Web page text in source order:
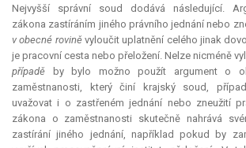
Nejvyšší správní soud dodává následující.
zákona zastíráním jiného právního jednání nebo
v obecné roviněvyloučit uplatnění celého jinak
je pracovní cesta nebo přeložení. Nelze nicméně
případě by bylo možno použít argument o
zaměstnanosti, který činí krajský soud,
uvažovat i o zastřeném jednání nebo zneužití
zákona o zaměstnanosti skutečně nahrává
zastírání jiného jednání, například pokud by